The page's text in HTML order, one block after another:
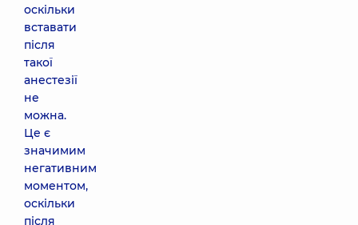
оскільки
вставати
після
такої
анестезії
не
можна.
Це є
значимим
негативним
моментом,
оскільки
після